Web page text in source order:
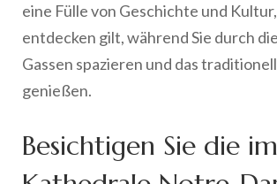
eine Fülle von Geschichte und
entdecken gilt, während Sie durch
Gassen spazieren und das
genießen.
Besichtigen Sie die